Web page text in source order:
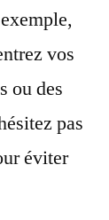
vos
ou des
pas
éviter